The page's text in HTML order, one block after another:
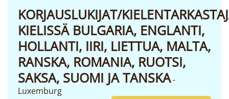
KORJAUSLUKIJAT/
KIELISSÄ BULGARIA, ENGLANTI,
HOLLANTI, IIRI, LIETTUA, MALTA,
RANSKA, ROMANIA, RUOTSI,
SAKSA, SUOMI JA TANSKA-
Luxemburg